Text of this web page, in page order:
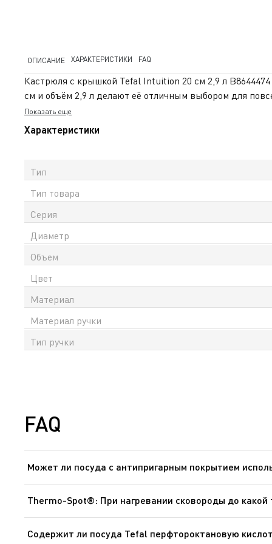
ОПИСАНИЕ ХАРАКТЕРИСТИКИ FAQ
Кастрюля с крышкой Tefal Intuition 20 см 2,9 л
см и объём 2,9 л делают её отличным выбором для
коррозии и износу, что обеспечивает долгий срок
внутри. Внутренняя мерная шкала помогает точно
Инкапсулированное дно равномерно распределяет
температуре до 250°C. Серия Intuition сочетает
tefal.kz доступна официальная гарантия в Казахстане
Показать еще
Характеристики
Тип
Тип товара
Серия
Диаметр
Объем
Цвет
Материал
Материал ручки
Тип ручки
FAQ
Может ли посуда с антипригарным покрытием
Для приготовления пищи в духовке могут
быть предварительно сняты. Посуда никогда не
Thermo-Spot®: При нагревании сковороды до
Сковороды: от 140 °C до 195 °C. Сковороды для
более здоровую пищу при идеальной температуре.
Содержит ли посуда Tefal перфтороктановую